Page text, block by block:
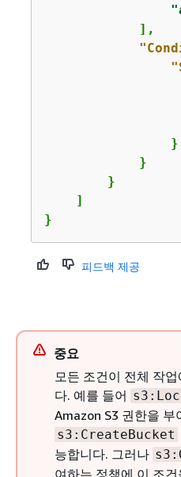
            ],
                }
            }
        }
    ]
}
피드백 제공
중요
모든 조건이 전체 작
다. 예를 들어
Amazon S3 권한을 부
s3:CreateBucket
능합니다. 그러나
여하는 정책에 이 조